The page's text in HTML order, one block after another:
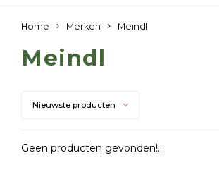
Home Merken Meindl
Meindl
Nieuwste producten
Geen producten gevonden!...